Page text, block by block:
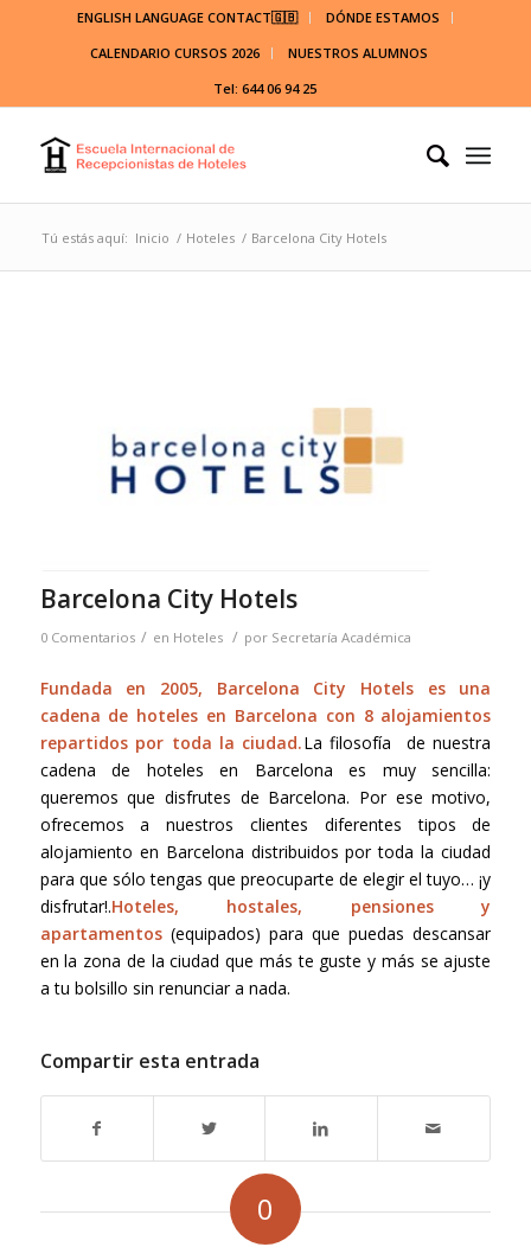
ENGLISH LANGUAGE CONTACT🇬🇧
DÓNDE ESTAMOS
CALENDARIO CURSOS 2026
NUESTROS ALUMNOS
Tel: 644 06 94 25
Tú estás aquí: Inicio / Hoteles / Barcelona City Hotels
Barcelona City Hotels
0 Comentarios / en Hoteles / por Secretaría Académica
Fundada en 2005, Barcelona City Hotels es una
cadena de hoteles en Barcelona con 8 alojamientos
repartidos por toda la ciudad.La filosofía de nuestra
cadena de hoteles en Barcelona es muy sencilla:
queremos que disfrutes de Barcelona. Por ese motivo,
ofrecemos a nuestros clientes diferentes tipos de
alojamiento en Barcelona distribuidos por toda la ciudad
para que sólo tengas que preocuparte de elegir el tuyo… ¡y
disfrutar!.Hoteles, hostales, pensiones y
apartamentos(equipados) para que puedas descansar
en la zona de la ciudad que más te guste y más se ajuste
a tu bolsillo sin renunciar a nada.
Compartir esta entrada
0